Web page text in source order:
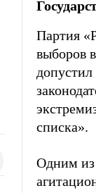
Партия
выборов
списка».
Одним из